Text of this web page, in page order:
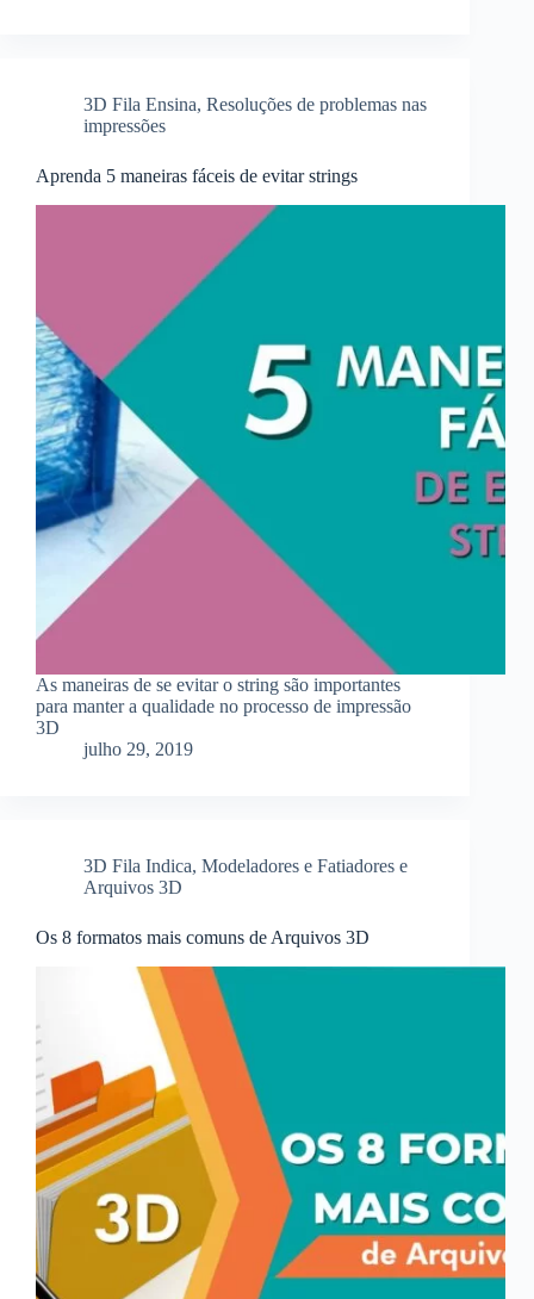
3D Fila Ensina, Resoluções de problemas nas
impressões
Aprenda 5 maneiras fáceis de evitar strings
As maneiras de se evitar o string são importantes
para manter a qualidade no processo de impressão
3D
julho 29, 2019
3D Fila Indica, Modeladores e Fatiadores e
Arquivos 3D
Os 8 formatos mais comuns de Arquivos 3D